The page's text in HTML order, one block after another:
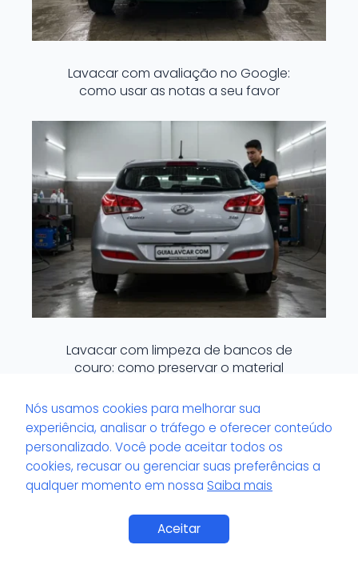
Lavacar com avaliação no Google:
como usar as notas a seu favor
Lavacar com limpeza de bancos de
couro: como preservar o material
Nós usamos cookies para melhorar sua
experiência, analisar o tráfego e oferecer conteúdo
personalizado. Você pode aceitar todos os
cookies, recusar ou gerenciar suas preferências a
qualquer momento em nossa Saiba mais
Aceitar Saiba Mais